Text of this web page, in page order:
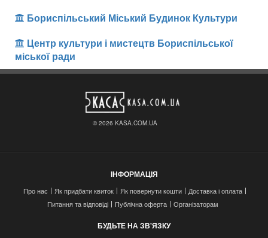
Бориспільський Міський Будинок Культури
Центр культури і мистецтв Бориспільської
міської ради
© 2026 KASA.COM.UA
ІНФОРМАЦІЯ
Про нас Як придбати квиток Як повернути кошти
Доставка і оплата
Питання та відповіді
Публічна оферта Організаторам
БУДЬТЕ НА ЗВ'ЯЗКУ